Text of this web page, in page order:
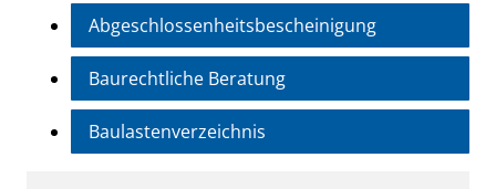
Abgeschlossenheitsbescheinigung
Baurechtliche Beratung
Baulastenverzeichnis